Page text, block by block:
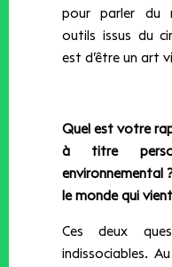
pour parler du
outils issus du
est d’être un art
Quel est votre
à titre
environnemental
le monde qui
Ces deux
indissociables.